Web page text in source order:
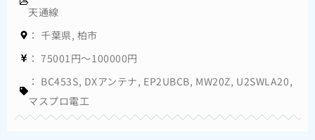
天通線
： 千葉県, 柏市
： 75001円～100000円
： BC453S, DXアンテナ, EP2UBCB, MW20Z, U2SWLA20,
マスプロ電工